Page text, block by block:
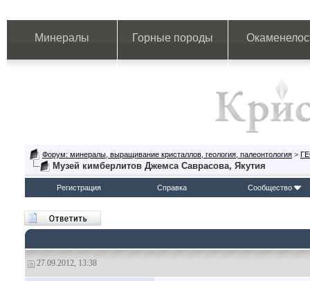
Минералы Горные породы
Форум: минералы, выращивание кристаллов, геология, палеонтология >
Музей кимберлитов Джемса Саврасова, Якутия
Регистрация Справка Сообщество
27.09.2012, 13:38